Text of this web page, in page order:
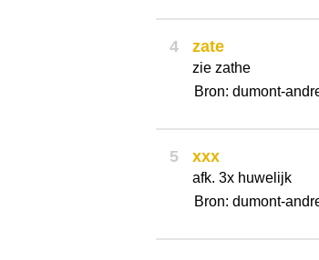
4 zate
zie zathe
Bron: dumont-
5 xxx
afk. 3x huwelijk
Bron: dumont-